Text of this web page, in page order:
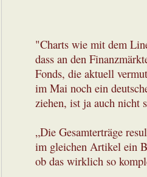
"Charts wie mit dem
dass an den
Fonds, die aktuell
im Mai noch ein
ziehen, ist ja auch nicht
„Die Gesamterträge
im gleichen Artikel ein
ob das wirklich so